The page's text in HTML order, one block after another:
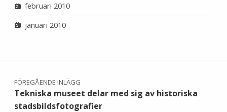
februari 2010
januari 2010
Inläggsnavigering
FÖREGÅENDE INLÄGG
Tekniska museet delar med sig av historiska
stadsbildsfotografier